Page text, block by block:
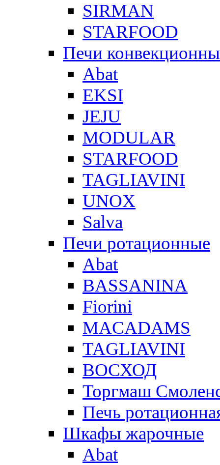
SIRMAN
STARFOOD
Печи
Abat
EKSI
JEJU
MODULAR
STARFOOD
TAGLIAVINI
UNOX
Salva
Печи ротационные
Abat
BASSANINA
Fiorini
MACADAMS
TAGLIAVINI
ВОСХОД
Торгмаш
Печь
Шкафы жарочные
Abat